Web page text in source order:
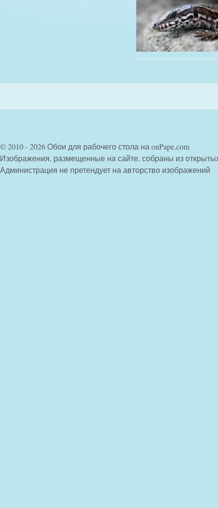
© 2010 - 2026 Обои для рабочего стола на onPape.com
Изображения, размещенные на сайте, собраны из
Администрация не претендует на авторство изображений